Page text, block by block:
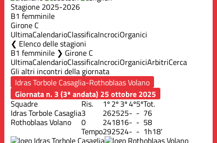
Stagione 2025-2026
B1 femminile
Girone C
UltimaCalendarioClassificaIncrociOrganici
Elenco delle stagioni
B1 femminile ❯ Girone C
UltimaCalendarioClassificaIncrociOrganiciArbitriCerca
Gli altri incontri della giornata
Giornata n. 3 (3ª andata) 25 ottobre 2025
Squadre
Ris. 1º2º3º4º5ºTot.
Idras Torbole Casaglia3 262525- - 76
Rothoblaas Volano 0 241816- - 58
Tempo292524- - 1h18'